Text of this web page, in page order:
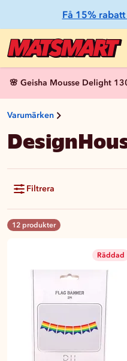
Få 15%
🌸 Geisha Mousse Delight
Varumärken
Filtrera
12 produkter
Räddad